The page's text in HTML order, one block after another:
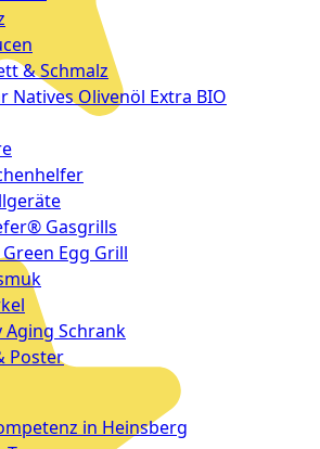
& Schmalz
Natives Olivenöl Extra BIO
Gasgrills
Green Egg Grill
Aging Schrank
Poster
in Heinsberg